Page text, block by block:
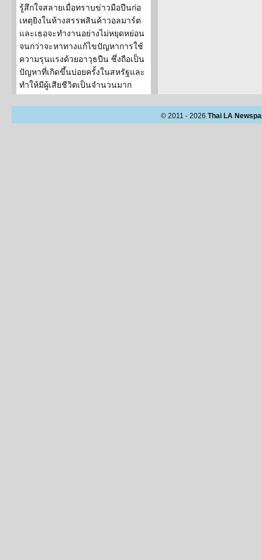
รู้สึกใจสลายเมื่อทราบข่าวมือปืนก่อ
เหตุยิงในห้างสรรพสินค้าวอลมาร์ต
และเธอจะทำงานอย่างไม่หยุดหย่อน
จนกว่าจะหาทางแก้ไขปัญหาการใช้
ความรุนแรงด้วยอาวุธปืน ซึ่งถือเป็น
ปัญหาที่เกิดขึ้นบ่อยครั้งในสหรัฐและ
ทำให้มีผู้เสียชีวิตเป็นจำนวนมาก
© 2011 - 2026 Thai LA